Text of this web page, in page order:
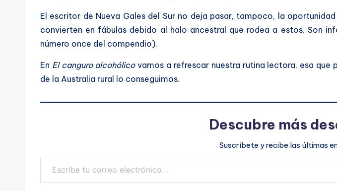
El escritor de Nueva Gales del Sur no deja pasar, tampoco, la
convierten en fábulas debido al halo ancestral que rodea a estos. Son
número once del compendio).
En El canguro alcohólicovamos a refrescar nuestra rutina lectora, esa que
de la Australia rural lo conseguimos.
Descubre más
Suscríbete y recibe las últimas
Escribe tu correo electrónico…